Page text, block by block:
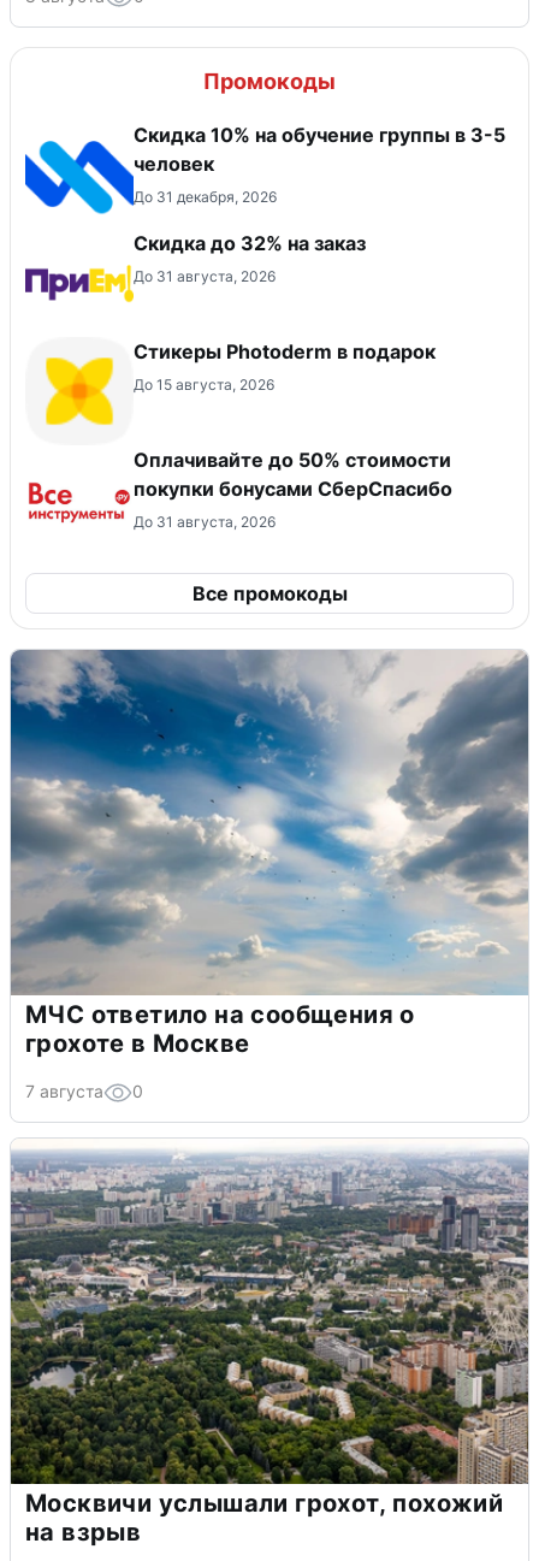
Промокоды
Скидка 10% на обучение группы в 3-5
человек
До 31 декабря, 2026
Скидка до 32% на заказ
До 31 августа, 2026
Стикеры Photoderm в подарок
До 15 августа, 2026
Оплачивайте до 50% стоимости
покупки бонусами СберСпасибо
До 31 августа, 2026
Все промокоды
МЧС ответило на сообщения о
грохоте в Москве
7 августа 0
Москвичи услышали грохот, похожий
на взрыв